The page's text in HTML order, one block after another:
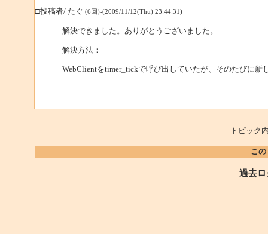
□投稿者/ たぐ (6回)-(2009/11/12(Thu) 23:44:31)
解決できました。ありがとうございました。
解決方法：
WebClientをtimer_tickで呼び出していたが、そのたびに新
トピッ
こ
過去